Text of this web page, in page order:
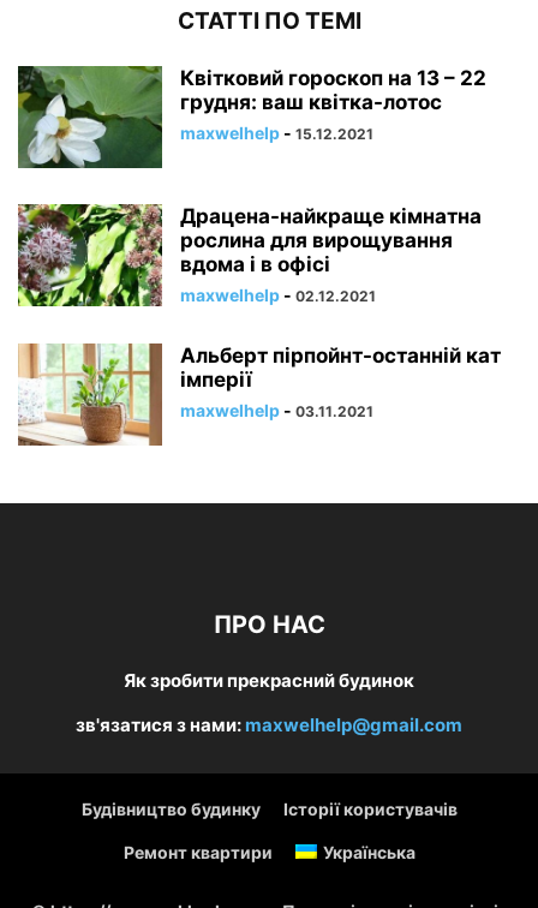
СТАТТІ ПО ТЕМІ
Квітковий гороскоп на 13 – 22
грудня: ваш квітка-лотос
maxwelhelp - 15.12.2021
Драцена-найкраще кімнатна
рослина для вирощування
вдома і в офісі
maxwelhelp - 02.12.2021
Альберт пірпойнт-останній кат
імперії
maxwelhelp - 03.11.2021
ПРО НАС
Як зробити прекрасний будинок
зв'язатися з нами: maxwelhelp@gmail.com
Будівництво будинку Історії користувачів
Ремонт квартири Українська